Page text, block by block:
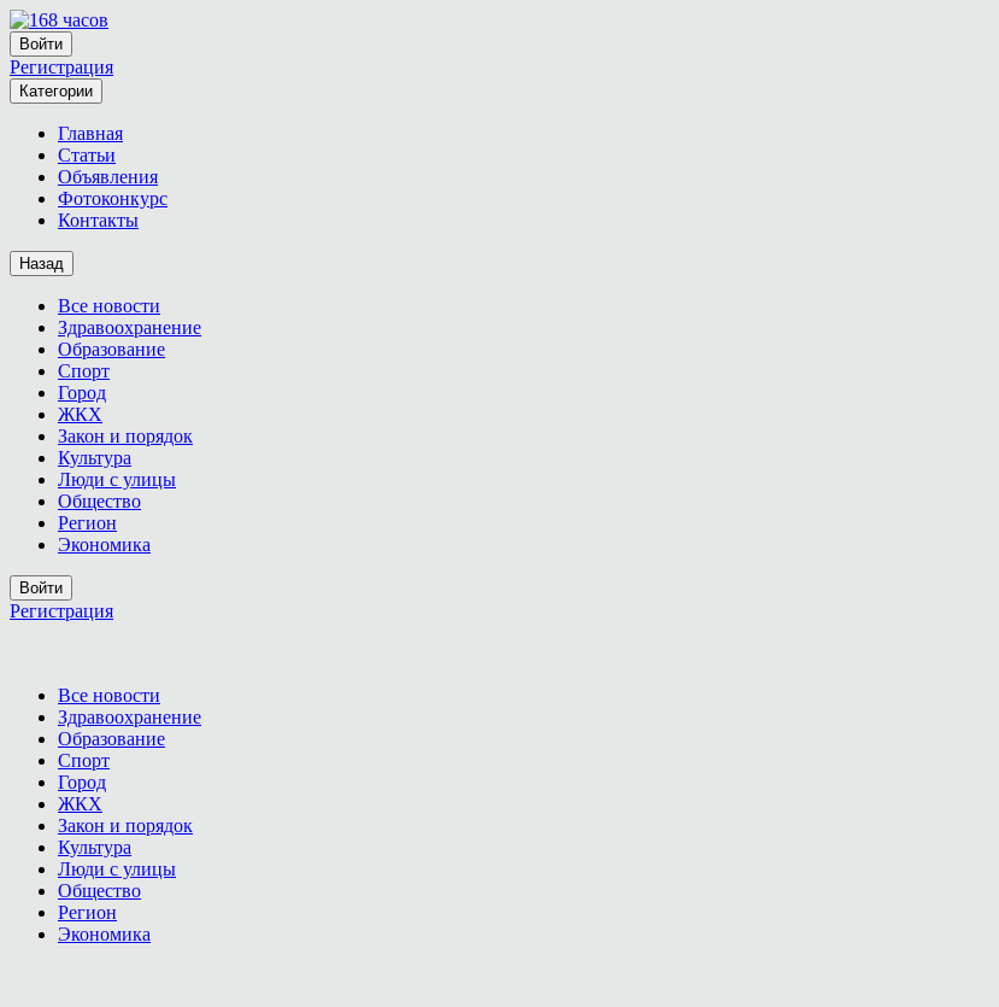
Войти
Регистрация
Категории
Главная
Статьи
Объявления
Фотоконкурс
Контакты
Назад
Все новости
Здравоохранение
Образование
Спорт
Город
ЖКХ
Закон и порядок
Культура
Люди с улицы
Общество
Регион
Экономика
Войти
Регистрация
Все новости
Здравоохранение
Образование
Спорт
Город
ЖКХ
Закон и порядок
Культура
Люди с улицы
Общество
Регион
Экономика